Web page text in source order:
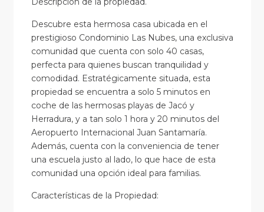
Descubre esta hermosa casa ubicada en el
prestigioso Condominio Las Nubes, una exclusiva
comunidad que cuenta con solo 40 casas,
perfecta para quienes buscan tranquilidad y
comodidad. Estratégicamente situada, esta
propiedad se encuentra a solo 5 minutos en
coche de las hermosas playas de Jacó y
Herradura, y a tan solo 1 hora y 20 minutos del
Aeropuerto Internacional Juan Santamaría.
Además, cuenta con la conveniencia de tener
una escuela justo al lado, lo que hace de esta
comunidad una opción ideal para familias.
Características de la Propiedad: